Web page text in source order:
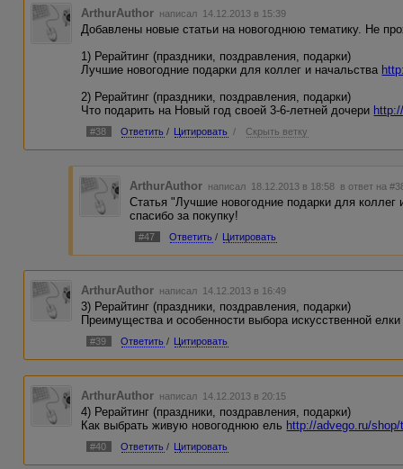
ArthurAuthor написал 14.12.2013 в 15:39
Добавлены новые статьи на новогоднюю тематику. Не
1) Рерайтинг (праздники, поздравления, подарки)
Лучшие новогодние подарки для коллег и начальства
2) Рерайтинг (праздники, поздравления, подарки)
Что подарить на Новый год своей 3-6-летней дочери
#38 Ответить / Цитировать / Скрыть ветку
ArthurAuthor написал 18.12.2013 в 18:58 в ответ на
Статья "Лучшие новогодние подарки для
спасибо за покупку!
#47 Ответить / Цитировать
ArthurAuthor написал 14.12.2013 в 16:49
3) Рерайтинг (праздники, поздравления, подарки)
Преимущества и особенности выбора искусственной
#39 Ответить / Цитировать
ArthurAuthor написал 14.12.2013 в 20:15
4) Рерайтинг (праздники, поздравления, подарки)
Как выбрать живую новогоднюю ель http://advego.ru/
#40 Ответить / Цитировать